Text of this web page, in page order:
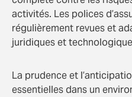
activités. Les polices
régulièrement revues et
juridiques et
La prudence et
essentielles dans un